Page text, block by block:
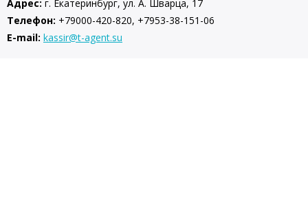
Адрес: г. Екатеринбург, ул. А. Шварца, 17
Телефон: +79000-420-820, +7953-38-151-06
E-mail: kassir@t-agent.su